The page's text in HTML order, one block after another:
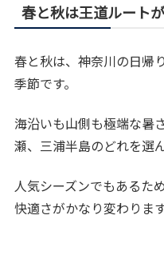
春と秋は王道ルート
春と秋は、神奈川の日帰
季節です。
海沿いも山側も極端な暑
瀬、三浦半島のどれを選
人気シーズンでもあるた
快適さがかなり変わります